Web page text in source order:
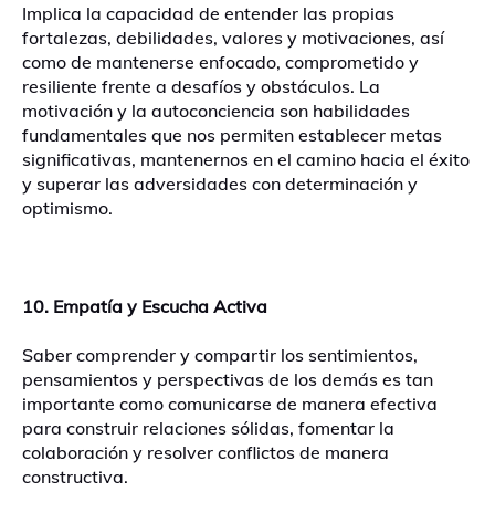
Implica la capacidad de entender las propias
fortalezas, debilidades, valores y motivaciones, así
como de mantenerse enfocado, comprometido y
resiliente frente a desafíos y obstáculos. La
motivación y la autoconciencia son habilidades
fundamentales que nos permiten establecer metas
significativas, mantenernos en el camino hacia el éxito
y superar las adversidades con determinación y
optimismo.
10. Empatía y Escucha Activa
Saber comprender y compartir los sentimientos,
pensamientos y perspectivas de los demás es tan
importante como comunicarse de manera efectiva
para construir relaciones sólidas, fomentar la
colaboración y resolver conflictos de manera
constructiva.